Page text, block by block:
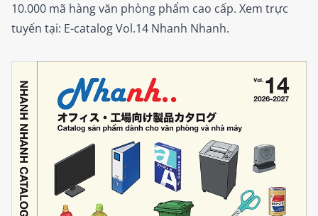
10.000 mã hàng văn phòng phẩm cao cấp. Xem trực
tuyến tại: E-catalog Vol.14 Nhanh Nhanh.